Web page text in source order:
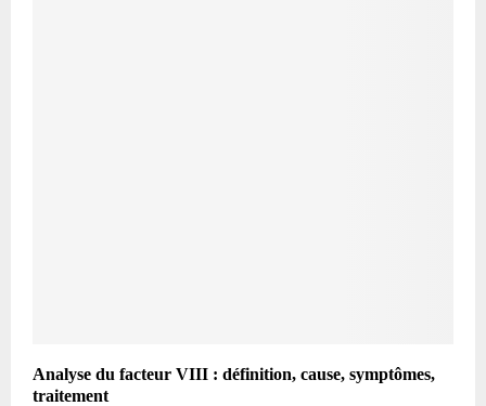
Analyse du facteur VIII : définition, cause, symptômes,
traitement